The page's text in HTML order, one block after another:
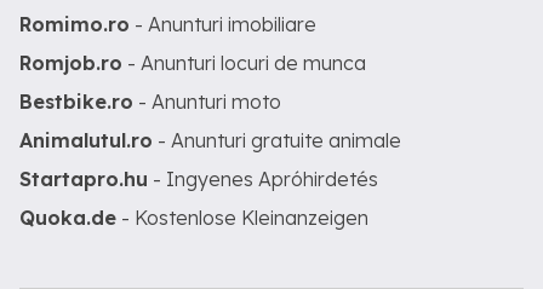
Romimo.ro - Anunturi imobiliare
Romjob.ro - Anunturi locuri de munca
Bestbike.ro - Anunturi moto
Animalutul.ro - Anunturi gratuite animale
Startapro.hu - Ingyenes Apróhirdetés
Quoka.de - Kostenlose Kleinanzeigen